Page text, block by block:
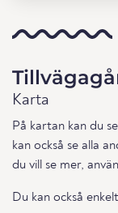
Karta
På kartan kan du
kan också se alla
du vill se mer,
Du kan också